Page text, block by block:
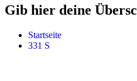
Gib hier deine
Startseite
331 S